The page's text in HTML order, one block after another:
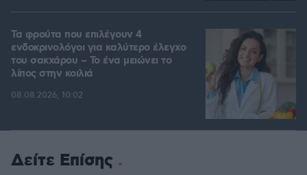
Τα φρούτα που επιλέγουν 4
ενδοκρινολόγοι για καλύτερο έλεγχο
του σακχάρου – Το ένα μειώνει το
λίπος στην κοιλιά
08.08.2026, 10:02
Δείτε Επίσης